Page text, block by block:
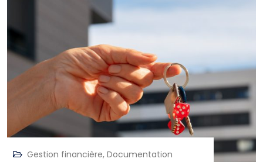
Gestion financière, Documentation